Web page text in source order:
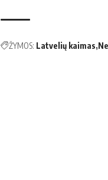
ŽYMOS: Latvelių kaimas